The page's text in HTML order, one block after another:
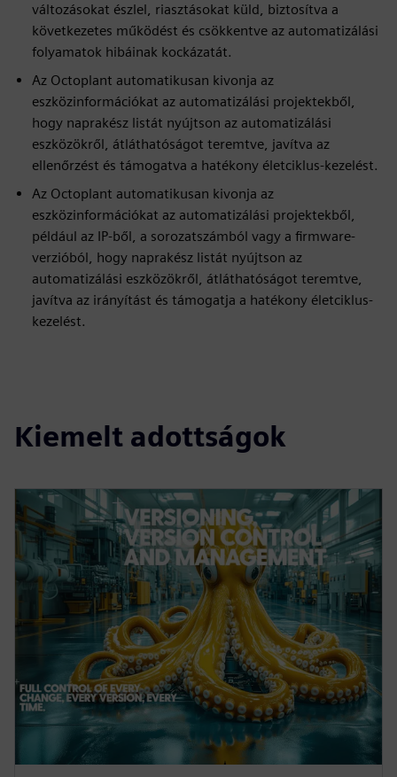
változásokat észlel, riasztásokat küld, biztosítva a
következetes működést és csökkentve az automatizálási
folyamatok hibáinak kockázatát.
Az Octoplant automatikusan kivonja az
eszközinformációkat az automatizálási projektekből,
hogy naprakész listát nyújtson az automatizálási
eszközökről, átláthatóságot teremtve, javítva az
ellenőrzést és támogatva a hatékony életciklus-kezelést.
Az Octoplant automatikusan kivonja az
eszközinformációkat az automatizálási projektekből,
például az IP-ből, a sorozatszámból vagy a firmware-
verzióból, hogy naprakész listát nyújtson az
automatizálási eszközökről, átláthatóságot teremtve,
javítva az irányítást és támogatja a hatékony életciklus-
kezelést.
Kiemelt adottságok